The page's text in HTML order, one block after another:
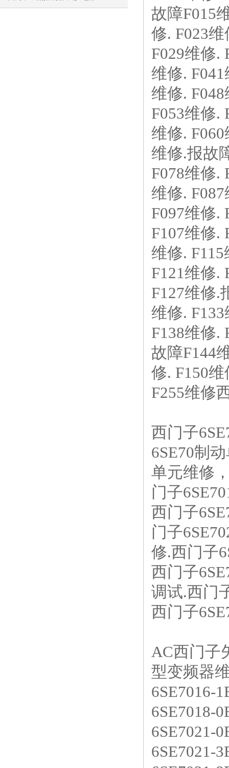
故障F015
修. F023
F029维修.
维修.
维修.
F053维修.
维修.
维修.报故
F078维修.
维修.
F097维修.
F107维修.
维修.
F121维修.
F127维修.
维修.
F138维修.
故障F144
修. F150
F255维修
西门子
6SE70制
单元维修
门子
西门子
门子
修.西门子
西门子
调试.西门
西门子
AC西门子
型变频器
6SE7016-
6SE7018-
6SE7021-
6SE7021-